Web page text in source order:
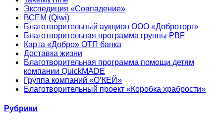
Экспедиция «Совпадение»
ВСЕМ (Qiwi)
Благотворительный аукцион ООО «Доброторг»
Благотворительная программа группы PBF
Карта «Добро» ОТП банка
Доставка жизни
Благотворительная программа помощи детям
компании QuickMADE
Группа компаний «О’КЕЙ»
Благотворительный проект «Коробка храбрости»
Рубрики